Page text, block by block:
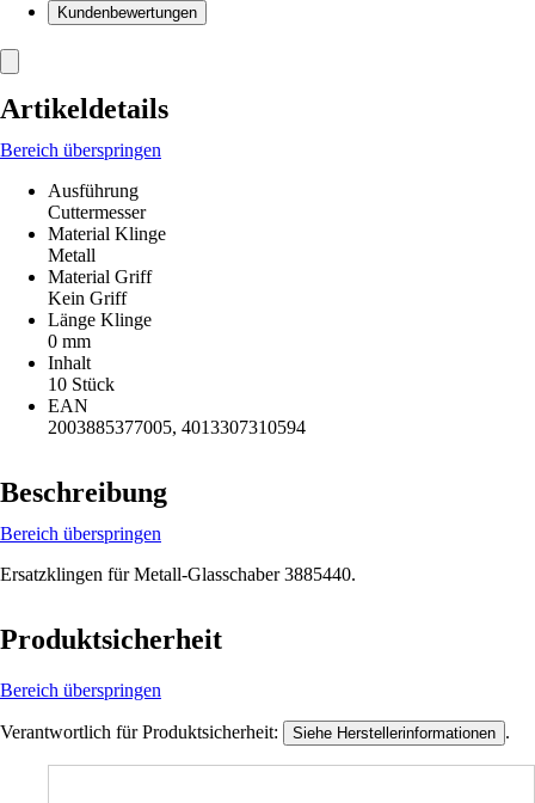
Kundenbewertungen
Artikeldetails
Bereich überspringen
Ausführung
Cuttermesser
Material Klinge
Metall
Material Griff
Kein Griff
Länge Klinge
0 mm
Inhalt
10 Stück
EAN
2003885377005, 4013307310594
Beschreibung
Bereich überspringen
Ersatzklingen für Metall-Glasschaber 3885440.
Produktsicherheit
Bereich überspringen
Verantwortlich für Produktsicherheit: Siehe Herstellerinformationen .